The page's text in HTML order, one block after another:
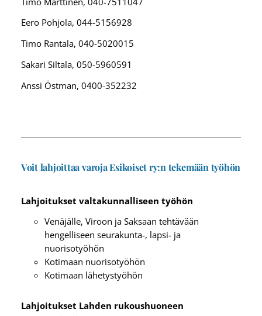
Eero Pohjola, 044-5156928
Timo Rantala, 040-5020015
Sakari Siltala, 050-5960591
Anssi Östman, 0400-352232
Voit lahjoittaa varoja Esikoiset ry:n tekemään työhön
Lahjoitukset valtakunnalliseen työhön
Venäjälle, Viroon ja Saksaan tehtävään
hengelliseen seurakunta-, lapsi- ja
nuorisotyöhön
Kotimaan nuorisotyöhön
Kotimaan lähetystyöhön
Lahjoitukset Lahden rukoushuoneen